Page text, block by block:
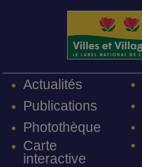
Actualités
Publications
Photothèque
Carte
interactive